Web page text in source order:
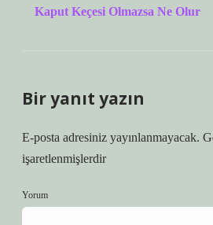
Kaput Keçesi Olmazsa Ne Olur
Bir yanıt yazın
E-posta adresiniz yayınlanmayacak.
işaretlenmişlerdir
Yorum